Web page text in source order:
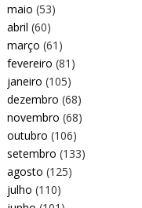
maio (53)
abril (60)
março (61)
fevereiro (81)
janeiro (105)
dezembro (68)
novembro (68)
outubro (106)
setembro (133)
agosto (125)
julho (110)